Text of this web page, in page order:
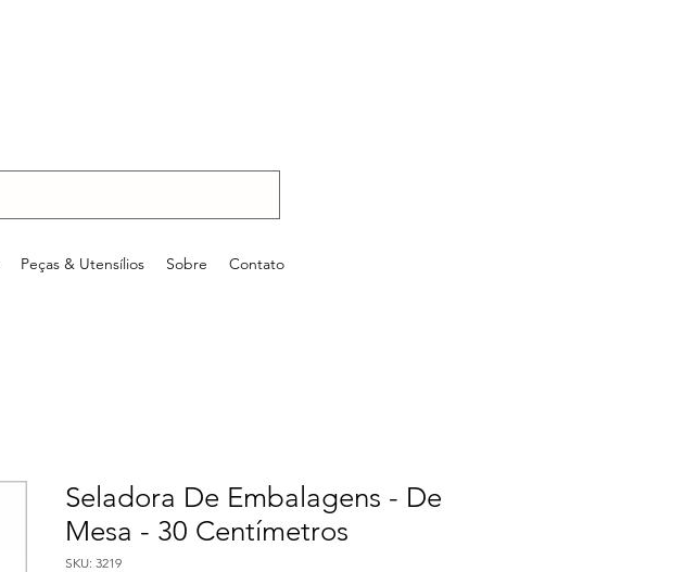
Peças & Utensílios Sobre Contato
Seladora De Embalagens - De
Mesa - 30 Centímetros
SKU: 3219